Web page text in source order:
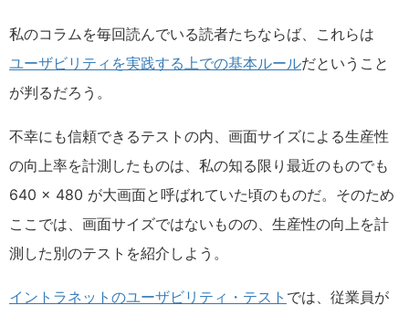
私のコラムを毎回読んでいる読者たちならば、これらは
ユーザビリティを実践する上での基本ルールだということ
が判るだろう。
不幸にも信頼できるテストの内、画面サイズによる生産性
の向上率を計測したものは、私の知る限り最近のものでも
640 × 480 が大画面と呼ばれていた頃のものだ。そのため
ここでは、画面サイズではないものの、生産性の向上を計
測した別のテストを紹介しよう。
イントラネットのユーザビリティ・テスト では、従業員が